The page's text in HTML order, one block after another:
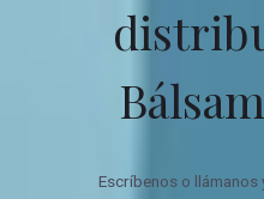
Escríbenos o llámanos